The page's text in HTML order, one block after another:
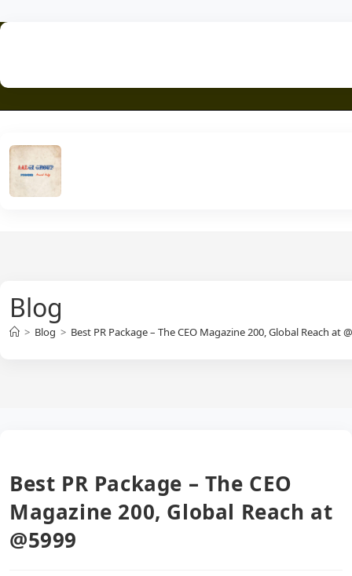
Skip
Blog
> Blog > Best PR Package – The CEO Magazine 200, Global Reach at
Best PR Package – The CEO
Magazine 200, Global Reach at
@5999